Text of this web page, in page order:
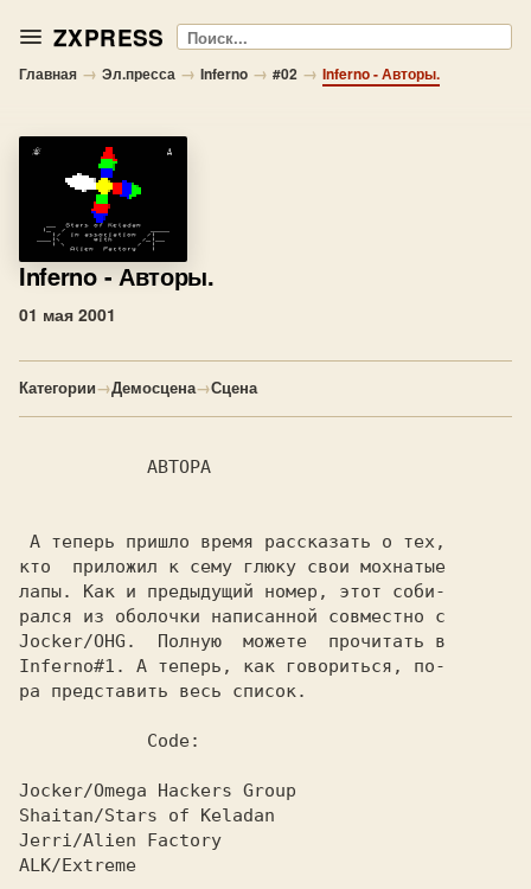
ZXPRESS Поиск
Главная → Эл.пресса → Inferno → #02 → Inferno - Авторы.
Inferno- Авторы.
01 мая 2001
Категории→Демосцена→Сцена
кто  приложил к сему глюку свои мохнатые
лапы. Как и предыдущий номер, этот соби-
рался из оболочки написанной совместно с
Jocker/OHG.  Полную  можете  прочитать в
Inferno#1. А теперь, как говориться, по-
ра представить весь список.
Jocker/Omega Hackers Group
Shaitan/Stars of Keladan
Jerri/Alien Factory
ALK/Extreme